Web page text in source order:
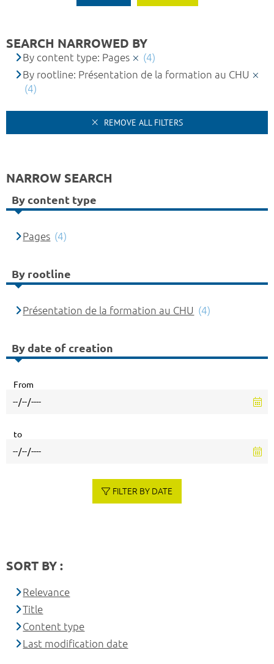
SEARCH NARROWED BY
By content type: Pages
(4)
By rootline: Présentation de la formation au CHU
(4)
REMOVE ALL FILTERS
NARROW SEARCH
By content type
Pages (4)
By rootline
Présentation de la formation au CHU (4)
By date of creation
From
to
FILTER BY DATE
SORT BY :
Relevance
Title
Content type
Last modification date